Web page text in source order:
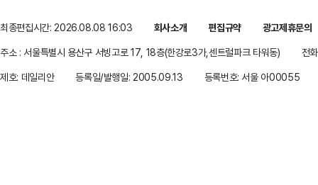
최종편집시간: 2026.08.08 16:03 회사소개 편집규약
광고제휴문의
주소 : 서울특별시 용산구 서빙고로 17, 18층(한강로3가,센트럴파크 타워동)
전
제호: 데일리안
등록일/발행일: 2005.09.13 등록번호: 서울 아00055